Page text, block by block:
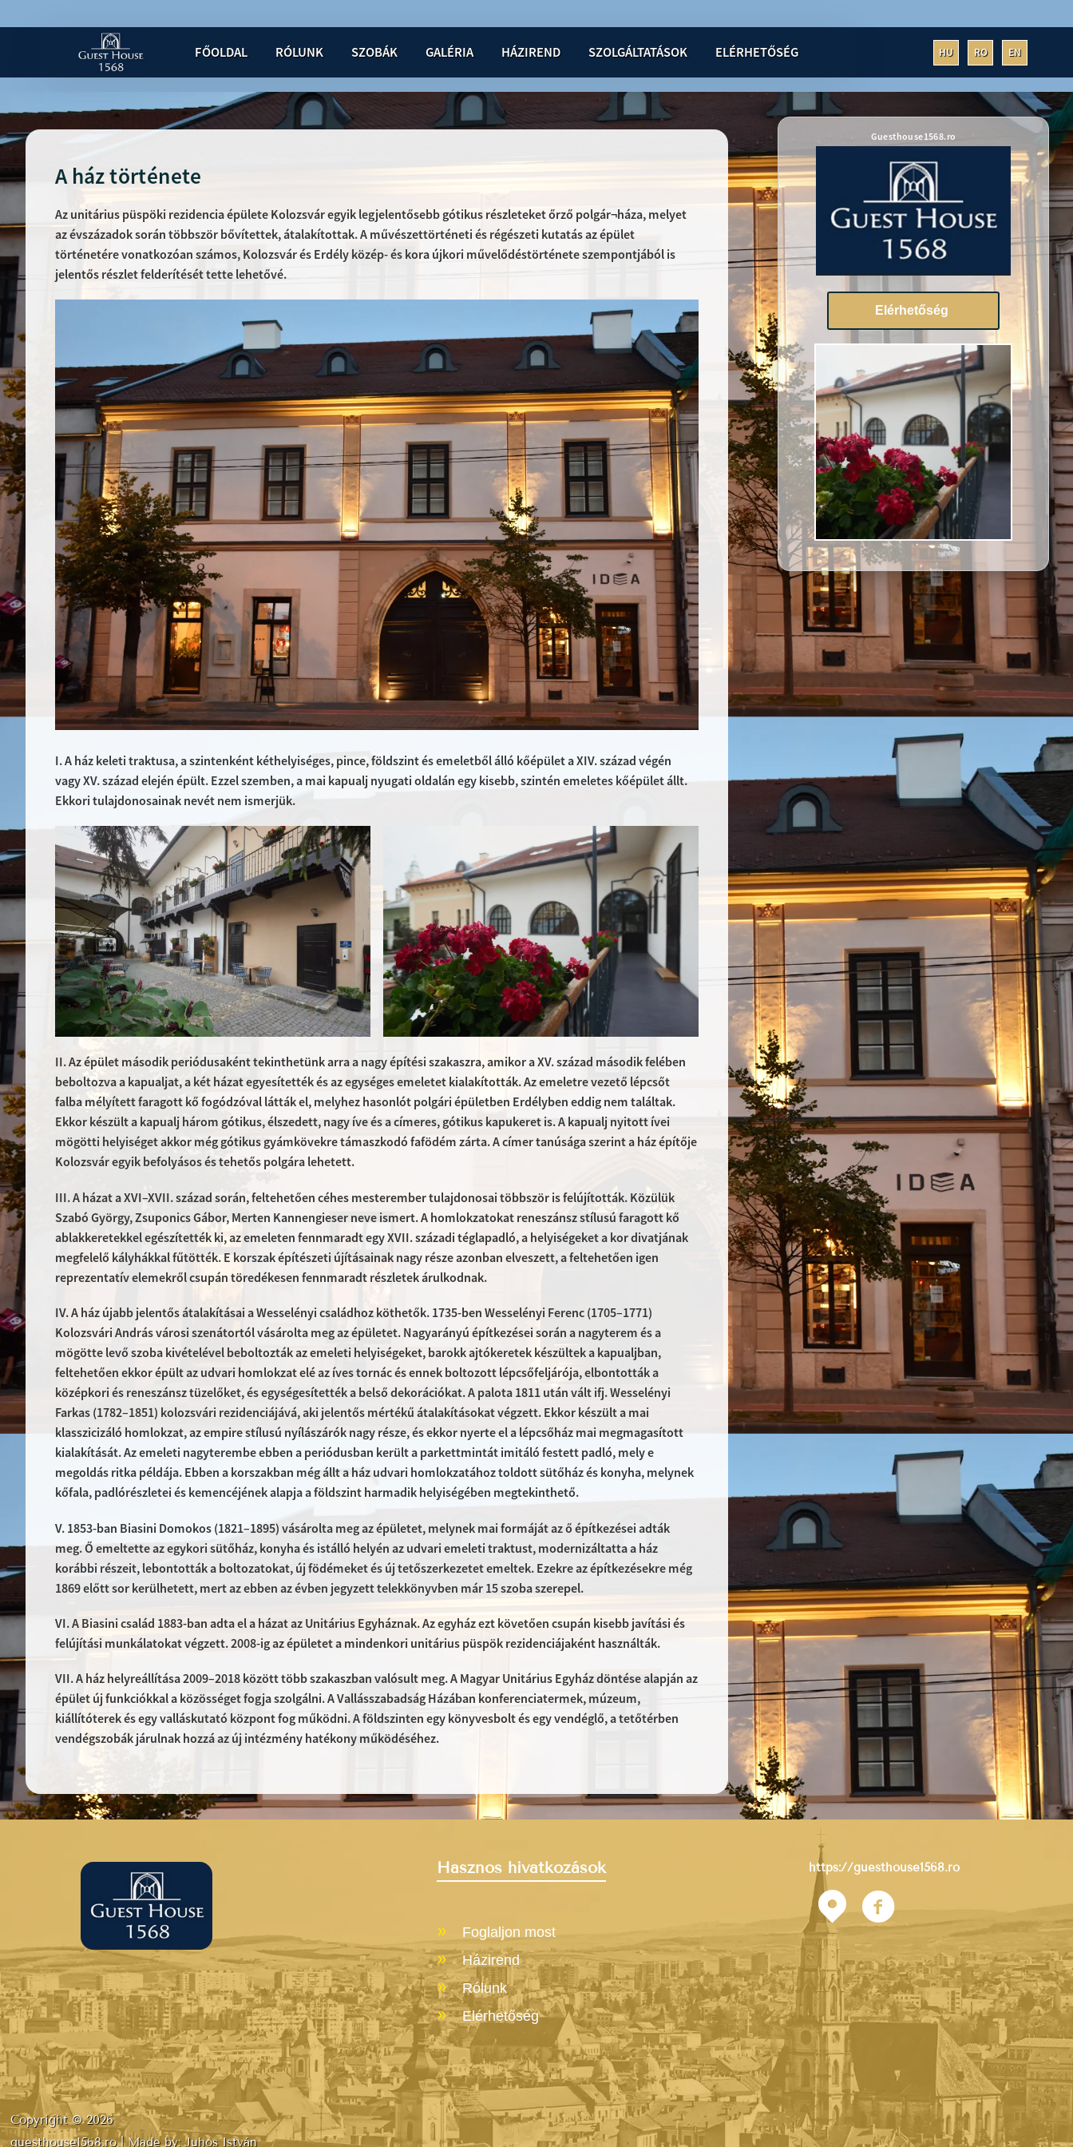
FŐOLDAL RÓLUNK SZOBÁK GALÉRIA HÁZIREND SZOLGÁLTATÁSOK ELÉRHETŐSÉG HU RO EN
A ház története
Az unitárius püspöki rezidencia épülete Kolozsvár egyik legjelentősebb gótikus részleteket őrző polgár¬háza, melyet
az évszázadok során többször bővítettek, átalakítottak. A művészettörténeti és régészeti kutatás az épület
történetére vonatkozóan számos, Kolozsvár és Erdély közép- és kora újkori művelődéstörténete szempontjából is
jelentős részlet felderítését tette lehetővé.
I. A ház keleti traktusa, a szintenként kéthelyiséges, pince, földszint és emeletből álló kőépület a XIV. század végén
vagy XV. század elején épült. Ezzel szemben, a mai kapualj nyugati oldalán egy kisebb, szintén emeletes kőépület állt.
Ekkori tulajdonosainak nevét nem ismerjük.
II. Az épület második periódusaként tekinthetünk arra a nagy építési szakaszra, amikor a XV. század második felében
beboltozva a kapualjat, a két házat egyesítették és az egységes emeletet kialakították. Az emeletre vezető lépcsőt
falba mélyített faragott kő fogódzóval látták el, melyhez hasonlót polgári épületben Erdélyben eddig nem találtak.
Ekkor készült a kapualj három gótikus, élszedett, nagy íve és a címeres, gótikus kapukeret is. A kapualj nyitott ívei
mögötti helyiséget akkor még gótikus gyámkövekre támaszkodó fafödém zárta. A címer tanúsága szerint a ház építője
Kolozsvár egyik befolyásos és tehetős polgára lehetett.
III. A házat a XVI–XVII. század során, feltehetően céhes mesterember tulajdonosai többször is felújították. Közülük
Szabó György, Zsuponics Gábor, Merten Kannengieser neve ismert. A homlokzatokat reneszánsz stílusú faragott kő
ablakkeretekkel egészítették ki, az emeleten fennmaradt egy XVII. századi téglapadló, a helyiségeket a kor divatjának
megfelelő kályhákkal fűtötték. E korszak építészeti újításainak nagy része azonban elveszett, a feltehetően igen
reprezentatív elemekről csupán töredékesen fennmaradt részletek árulkodnak.
IV. A ház újabb jelentős átalakításai a Wesselényi családhoz köthetők. 1735-ben Wesselényi Ferenc (1705–1771)
Kolozsvári András városi szenátortól vásárolta meg az épületet. Nagyarányú építkezései során a nagyterem és a
mögötte levő szoba kivételével beboltozták az emeleti helyiségeket, barokk ajtókeretek készültek a kapualjban,
feltehetően ekkor épült az udvari homlokzat elé az íves tornác és ennek boltozott lépcsőfeljárója, elbontották a
középkori és reneszánsz tüzelőket, és egységesítették a belső dekorációkat. A palota 1811 után vált ifj. Wesselényi
Farkas (1782–1851) kolozsvári rezidenciájává, aki jelentős mértékű átalakításokat végzett. Ekkor készült a mai
klasszicizáló homlokzat, az empire stílusú nyílászárók nagy része, és ekkor nyerte el a lépcsőház mai megmagasított
kialakítását. Az emeleti nagyterembe ebben a periódusban került a parkettmintát imitáló festett padló, mely e
megoldás ritka példája. Ebben a korszakban még állt a ház udvari homlokzatához toldott sütőház és konyha, melynek
kőfala, padlórészletei és kemencéjének alapja a földszint harmadik helyiségében megtekinthető.
V. 1853-ban Biasini Domokos (1821–1895) vásárolta meg az épületet, melynek mai formáját az ő építkezései adták
meg. Ő emeltette az egykori sütőház, konyha és istálló helyén az udvari emeleti traktust, modernizáltatta a ház
korábbi részeit, lebontották a boltozatokat, új födémeket és új tetőszerkezetet emeltek. Ezekre az építkezésekre még
1869 előtt sor kerülhetett, mert az ebben az évben jegyzett telekkönyvben már 15 szoba szerepel.
VI. A Biasini család 1883-ban adta el a házat az Unitárius Egyháznak. Az egyház ezt követően csupán kisebb javítási és
felújítási munkálatokat végzett. 2008-ig az épületet a mindenkori unitárius püspök rezidenciájaként használták.
VII. A ház helyreállítása 2009–2018 között több szakaszban valósult meg. A Magyar Unitárius Egyház döntése alapján az
épület új funkciókkal a közösséget fogja szolgálni. A Vallásszabadság Házában konferenciatermek, múzeum,
kiállítóterek és egy valláskutató központ fog működni. A földszinten egy könyvesbolt és egy vendéglő, a tetőtérben
vendégszobák járulnak hozzá az új intézmény hatékony működéséhez.
Guesthouse1568.ro
Elérhetőség
Hasznos hivatkozások
Foglaljon most
Házirend
Rólunk
Elérhetőség
https://guesthouse1568.ro
Copyright © 2026
guesthouse1568.ro|Made by: Juhos István